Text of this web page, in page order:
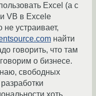
Excel (а с
VB в Excele
не устраивает,
найти
говорить, что там
о бизнесе.
свободных
хоть